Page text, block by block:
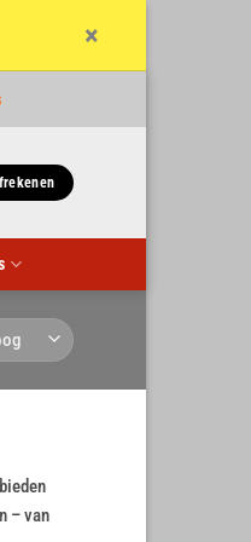
×
– van